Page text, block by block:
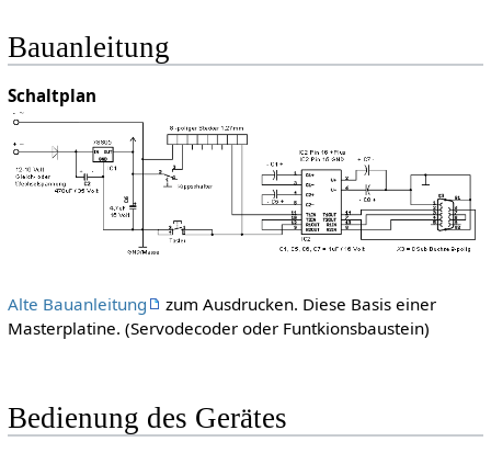
Bauanleitung
Schaltplan
Alte Bauanleitung
zum Ausdrucken. Diese Basis einer
Masterplatine. (Servodecoder oder Funtkionsbaustein)
Bedienung des Gerätes